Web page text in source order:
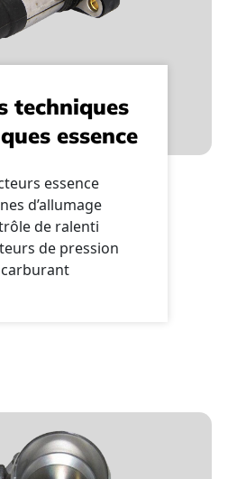
techniques
essence
essence
d’allumage
de ralenti
de pression
carburant